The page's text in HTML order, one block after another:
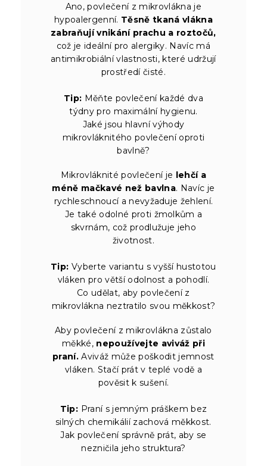
Ano, povlečení z mikrovlákna je
hypoalergenní. Těsně tkaná vlákna
zabraňují vnikání prachu a roztočů,
což je ideální pro alergiky. Navíc má
antimikrobiální vlastnosti, které udržují
prostředí čisté.
Tip: Měňte povlečení každé dva
týdny pro maximální hygienu.
Jaké jsou hlavní výhody
mikrovláknitého povlečení oproti
bavlně?
Mikrovláknité povlečení je lehčí a
méně mačkavé než bavlna. Navíc je
rychleschnoucí a nevyžaduje žehlení.
Je také odolné proti žmolkům a
skvrnám, což prodlužuje jeho
životnost.
Tip: Vyberte variantu s vyšší hustotou
vláken pro větší odolnost a pohodlí.
Co udělat, aby povlečení z
mikrovlákna neztratilo svou měkkost?
Aby povlečení z mikrovlákna zůstalo
měkké, nepoužívejte aviváž při
praní. Aviváž může poškodit jemnost
vláken. Stačí prát v teplé vodě a
pověsit k sušení.
Tip: Praní s jemným práškem bez
silných chemikálií zachová měkkost.
Jak povlečení správně prát, aby se
nezničila jeho struktura?